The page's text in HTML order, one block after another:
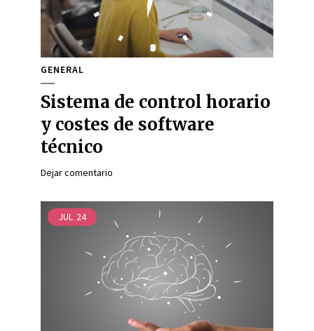
GENERAL
Sistema de control horario
y costes de software
técnico
Dejar comentario
JUL 24